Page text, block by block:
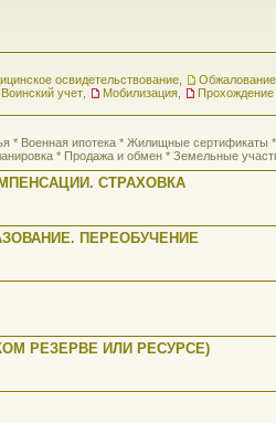
освидетельствование
Воинский учет Мобилизация
* Военная ипотека * Жилищные
* Продажа и обмен * Земельные
СТРАХОВКА
ПЕРЕОБУЧЕНИЕ
РЕЗЕРВЕ ИЛИ РЕСУРСЕ)